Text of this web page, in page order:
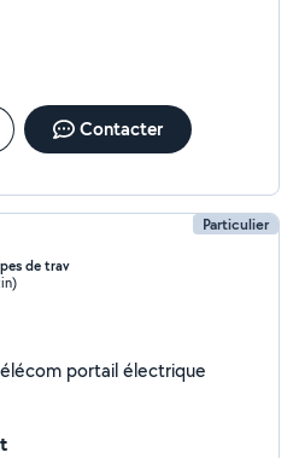
Contacter
Particulier
de trav
portail électrique